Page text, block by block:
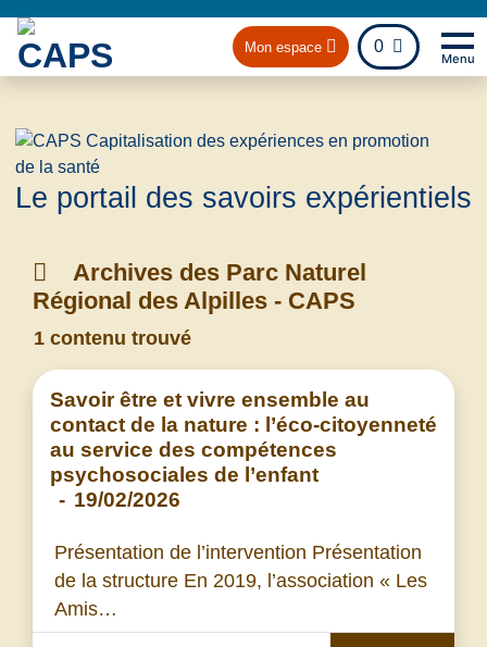
Mon espace 0
fichier
Menu
Le portail des savoirs expérientiels
Archives des Parc Naturel
Régional des Alpilles - CAPS
1 contenu trouvé
Savoir être et vivre ensemble au
contact de la nature : l’éco-citoyenneté
au service des compétences
psychosociales de l’enfant
- 19/02/2026
Présentation de l’intervention Présentation
de la structure En 2019, l’association « Les
Amis…